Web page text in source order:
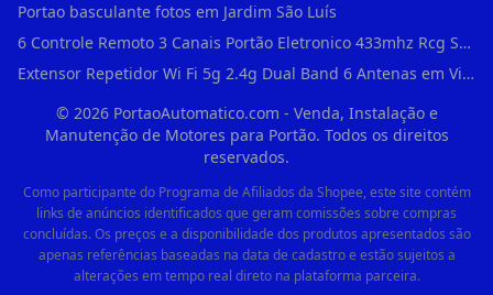
Portao basculante fotos em Jardim São Luís
6 Controle Remoto 3 Canais Portão Eletronico 433mhz Rcg Seg Garen Ppa em Vila Clementino
Extensor Repetidor Wi Fi 5g 2.4g Dual Band 6 Antenas em Vila Sônia
© 2026PortaoAutomatico.com - Venda, Instalação e
Manutenção de Motores para Portão. Todos os direitos
reservados.
Como participante do Programa de Afiliados da Shopee, este site contém
links de anúncios identificados que geram comissões sobre compras
concluídas. Os preços e a disponibilidade dos produtos apresentados são
apenas referências baseadas na data de cadastro e estão sujeitos a
alterações em tempo real direto na plataforma parceira.